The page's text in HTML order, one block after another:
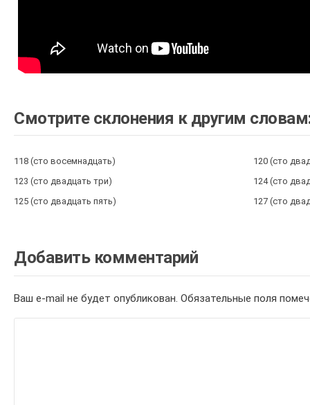
Смотрите склонения к другим
118 (сто восемнадцать)
120 (сто
123 (сто двадцать три)
124 (сто
125 (сто двадцать пять)
127 (сто
Добавить комментарий
Ваш e-mail не будет опубликован. Обязательные поля